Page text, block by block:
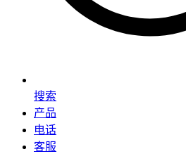
搜索
产品
电话
客服